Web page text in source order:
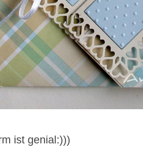
ist genial:)))